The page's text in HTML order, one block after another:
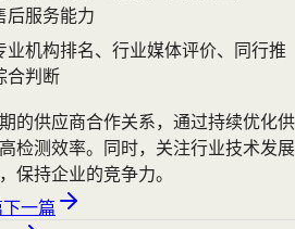
后服务能力
业机构排名、行业媒体评价、同行推
合判断
的供应商合作关系，通过持续优化供
检测效率。同时，关注行业技术发展
保持企业的竞争力。
下一篇